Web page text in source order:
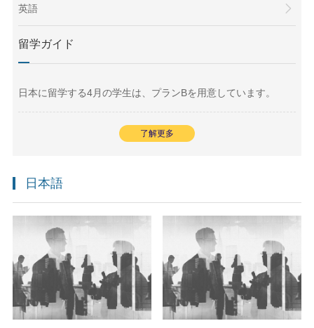
英語
留学ガイド
日本に留学する4月の学生は、プランBを用意しています。
了解更多
日本語